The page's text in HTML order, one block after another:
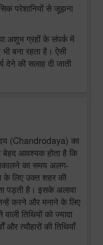
परेशानियों से जूझना
अशुभ ग्रहों के संपर्क में
बना रहता है। ऐसी
देने की सलाह दी जाती
(Chandrodaya) का
बेहद आवश्यक होता है कि
का समय अलग-
के लिए उक्त शहर की
पड़ती है। इसके अलावा
करने और मनाने के लिए
तिथियों को ज्यादा
त्यौहारों की तिथियाँ